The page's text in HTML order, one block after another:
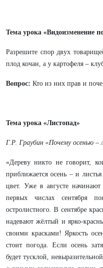
Тема урока «Видоизменение
Разрешите спор двух
плод кочан, а у картофеля –
Вопрос: Кто из них прав и
Тема урока «Листопад»
Г.Р. Граубин «Почему осенью –
«Дереву никто не говорит,
приближается осень – и
цвет. Уже в августе
первых числах сентября
остролистного. В сентябре
надевают жёлтый и ярко-
своими красками! Яркость
стоит погода. Если осень
будет тусклой,